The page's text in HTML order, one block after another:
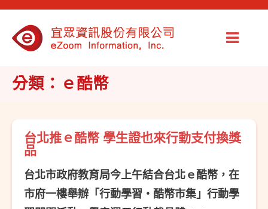
分類：ｅ酷幣
台北推ｅ酷幣 學生證也來行動支付換獎
品
台北市政府教育局今上午結合台北ｅ酷幣，在
市府一樓舉辦「行動學習‧酷幣市集」行動學